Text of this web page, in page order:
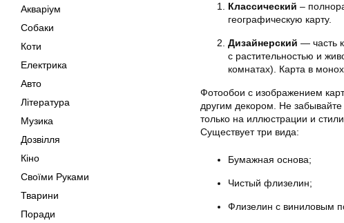
Акваріум
Собаки
Коти
Електрика
Авто
Література
Музика
Дозвілля
Кіно
Своїми Руками
Тварини
Поради
Классический –
географическую карту.
Дизайнерский — часть
с растительностью и
комнатах). Карта в
Фотообои с изображением
другим декором. Не
только на иллюстрации и
Существует три вида:
Бумажная основа;
Чистый флизелин;
Флизелин с виниловым